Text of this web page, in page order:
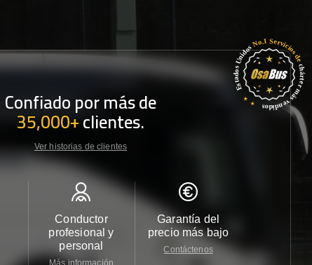
Confiado por más de
35,000+clientes.
Ver historias de clientes
Conductor
profesional y
personal
Más información
Garantía del
precio más bajo
Contáctenos